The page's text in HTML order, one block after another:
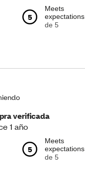
5
Meets
expectations
de 5
verificada
1 año
5
Meets
expectations
de 5